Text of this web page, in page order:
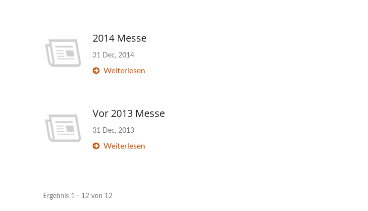
2014 Messe
31 Dec, 2014
Weiterlesen
Vor 2013 Messe
31 Dec, 2013
Weiterlesen
Ergebnis 1 - 12 von 12